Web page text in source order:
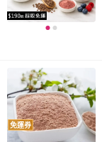
免運券